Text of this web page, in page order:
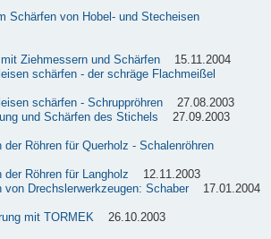
Schärfen von Hobel- und Stecheisen
Ziehmessern und Schärfen 15.11.2004
schärfen - der schräge Flachmeißel
schärfen - Schruppröhren 27.08.2003
und Schärfen des Stichels 27.09.2003
der Röhren für Querholz - Schalenröhren
der Röhren für Langholz 12.11.2003
von Drechslerwerkzeugen: Schaber 17.01.2004
mit TORMEK 26.10.2003